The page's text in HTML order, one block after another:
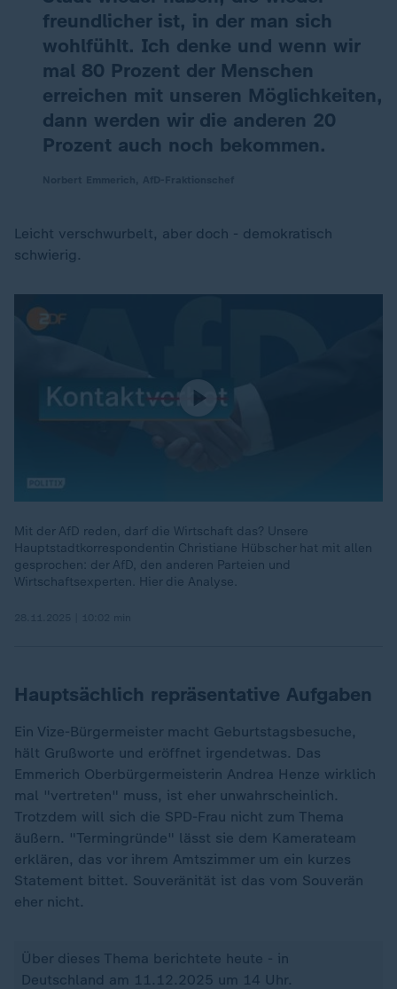
freundlicher ist, in der man sich
wohlfühlt. Ich denke und wenn wir
mal 80 Prozent der Menschen
erreichen mit unseren Möglichkeiten,
dann werden wir die anderen 20
Prozent auch noch bekommen.
Leicht verschwurbelt, aber doch - demokratisch
schwierig.
Mit der AfD reden, darf die Wirtschaft das? Unsere
Hauptstadtkorrespondentin Christiane Hübscher hat mit allen
gesprochen: der AfD, den anderen Parteien und
Wirtschaftsexperten. Hier die Analyse.
Hauptsächlich repräsentative Aufgaben
Ein Vize-Bürgermeister macht Geburtstagsbesuche,
hält Grußworte und eröffnet irgendetwas. Das
Emmerich Oberbürgermeisterin Andrea Henze wirklich
mal "vertreten" muss, ist eher unwahrscheinlich.
Trotzdem will sich die SPD-Frau nicht zum Thema
äußern. "Termingründe" lässt sie dem Kamerateam
erklären, das vor ihrem Amtszimmer um ein kurzes
Statement bittet. Souveränität ist das vom Souverän
eher nicht.
Über dieses Thema berichtete heute - in
Deutschland am 11.12.2025 um 14 Uhr.